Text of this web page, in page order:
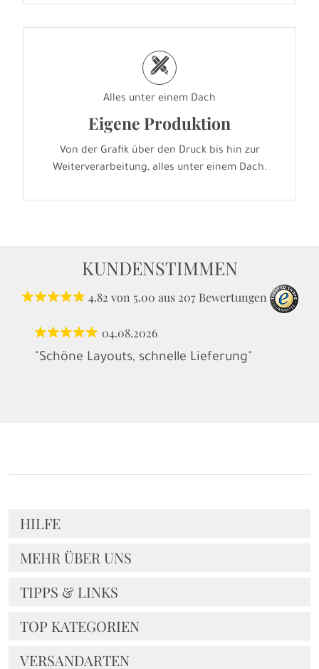
h
Alles unter einem Dach
Eigene Produktion
Von der Grafik über den Druck bis hin zur
Weiterverarbeitung, alles unter einem Dach.
KUNDENSTIMMEN
4.82 von 5.00 aus 207 Bewertungen
04.08.2026
"Schöne Layouts, schnelle Lieferung"
HILFE
MEHR ÜBER UNS
TIPPS & LINKS
TOP KATEGORIEN
VERSANDARTEN